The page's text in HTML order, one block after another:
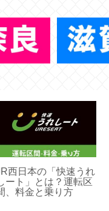
西日本の「快速うれ
ート」とは？運転区
、料金と乗り方